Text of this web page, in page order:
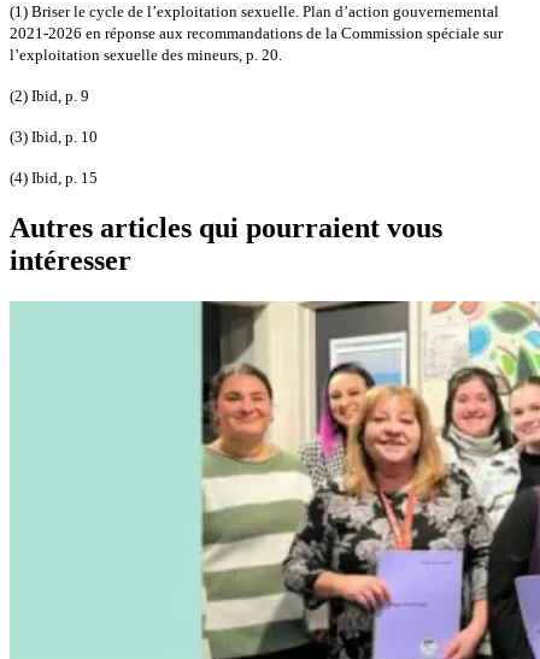
(1) Briser le cycle de l’exploitation sexuelle. Plan d’action gouvernemental
2021-2026 en réponse aux recommandations de la Commission spéciale sur
l’exploitation sexuelle des mineurs, p. 20.
(2) Ibid, p. 9
(3) Ibid, p. 10
(4) Ibid, p. 15
Autres articles qui pourraient vous
intéresser